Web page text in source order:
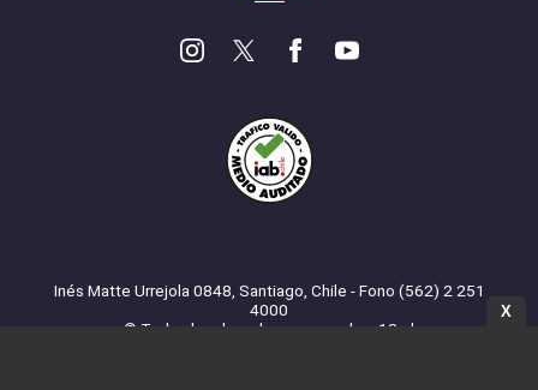
Inés Matte Urrejola 0848, Santiago, Chile - Fono (562) 2 251
4000
© Todos los derechos reservados. 13.cl
X